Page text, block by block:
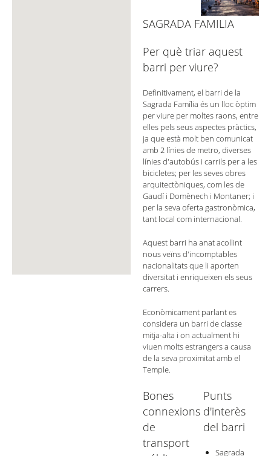
SAGRADA FAMILIA
Per què triar aquest
barri per viure?
Definitivament, el barri de la
Sagrada Família és un lloc òptim
per viure per moltes raons, entre
elles pels seus aspectes pràctics,
ja que està molt ben comunicat
amb 2 línies de metro, diverses
línies d'autobús i carrils per a les
bicicletes; per les seves obres
arquitectòniques, com les de
Gaudí i Domènech i Montaner; i
per la seva oferta gastronòmica,
tant local com internacional.
Aquest barri ha anat acollint
nous veïns d'incomptables
nacionalitats que li aporten
diversitat i enriqueixen els seus
carrers.
Econòmicament parlant es
considera un barri de classe
mitja-alta i on actualment hi
viuen molts estrangers a causa
de la seva proximitat amb el
Temple.
Bones
connexions
de
transport
Punts
d'interès
del barri
Sagrada